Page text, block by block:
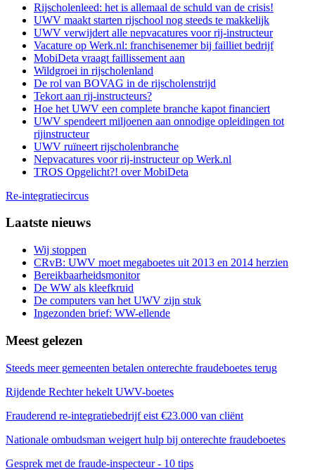
Rijscholenleed: het is allemaal de schuld van de crisis!
UWV maakt starten rijschool nog steeds te makkelijk
UWV verwijdert alle nepvacatures voor rij-instructeur
Vacature op Werk.nl: franchisenemer bij failliet bedrijf
MobiDeta vraagt faillissement aan
Wildgroei in rijscholenland
De rol van BOVAG in de rijscholenstrijd
Tekort aan rij-instructeurs?
Hoe het UWV een complete branche kapot financiert
UWV spendeert miljoenen aan onnodige opleidingen tot
rijinstructeur
UWV ruïneert rijscholenbranche
Nepvacatures voor rij-instructeur op Werk.nl
TROS Opgelicht?! over MobiDeta
Re-integratiecircus
Laatste nieuws
Wij stoppen
CRvB: UWV moet megaboetes uit 2013 en 2014 herzien
Bereikbaarheidsmonitor
De WW als kleefkruid
De computers van het UWV zijn stuk
Ingezonden brief: WW-ellende
Meest gelezen
Steeds meer gemeenten betalen onterechte fraudeboetes terug
Rijdende Rechter hekelt UWV-boetes
Frauderend re-integratiebedrijf eist €23.000 van cliënt
Nationale ombudsman weigert hulp bij onterechte fraudeboetes
Gesprek met de fraude-inspecteur - 10 tips